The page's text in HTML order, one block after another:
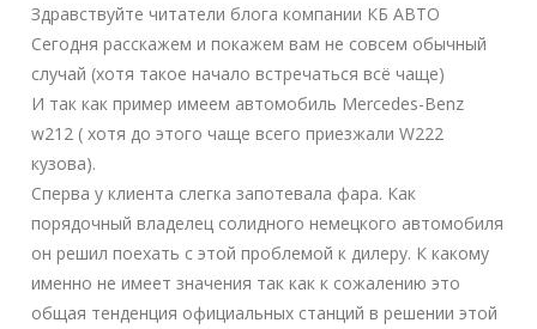
Здравствуйте читатели блога компании КБ АВТО
Сегодня расскажем и покажем вам не совсем обычный
случай (хотя такое начало встречаться всё чаще)
И так как пример имеем автомобиль Mercedes-Benz
w212 ( хотя до этого чаще всего приезжали W222
кузова).
Сперва у клиента слегка запотевала фара. Как
порядочный владелец солидного немецкого автомобиля
он решил поехать с этой проблемой к дилеру. К какому
именно не имеет значения так как к сожалению это
общая тенденция официальных станций в решении этой